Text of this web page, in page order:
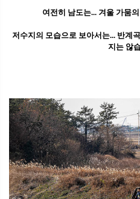
여전히 남도는... 겨울 가뭄
저수지의 모습으로 보아서는... 반계
지는 않